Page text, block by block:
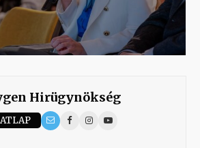
Hirügynökség